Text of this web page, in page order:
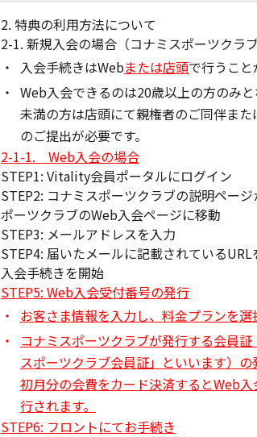
2. 特典の利用方法について
2-1. 新規入会の場合（コナミスポーツクラ
入会手続きはWebまたは店頭で行うこと
Web入会できるのは20歳以上の方のみ
未満の方は店頭にて親権者のご同伴また
のご提出が必要です。
2-1-1. Web入会の場合
STEP1: Vitality会員ポータルにログイン
STEP2: コナミスポーツクラブの説明ペー
ポーツクラブのWeb入会ページに移動
STEP3: メールアドレスを入力
STEP4: 届いたメールに記載されている
入会手続きを開始
STEP5: Web入会受付番号の発行
お客さま情報を入力し、料金プランを選
コナミスポーツクラブが発行する会員証
スポーツクラブ会員証」といいます）の
初月分の会費をカード決済するとWeb
行されます。
STEP6: フロントにてお手続き